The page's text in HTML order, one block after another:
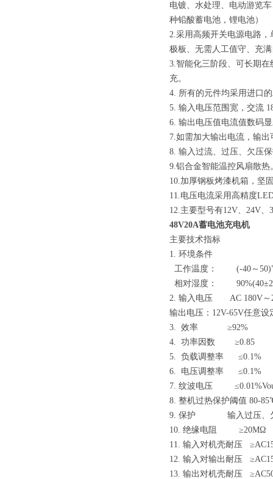
电镀、水处理、电动游览
种铅酸蓄电池，锂电池）
2.采用高频开关电源电路
极板、无需人工值守、充
3.智能化三阶段、可长期
充。
4. 所有的元件均采用进口
5. 输入电压范围宽，交流
6. 输出电压值电流值数码
7.如需加大输出电流，输
8. 输入过流、过压、欠压
9.铝合金智能温控风扇散热
10.加厚钢板烤漆机箱，坚
11.电压电流采用高精度
12.主要型号有12V、24V、
48V20A蓄电池充电机
主要技术指标
1. 环境条件
工作温度： (-40～
相对湿度：
2. 输入电压 AC 180V～
输出电压：
3. 效率 ≥92%
4. 功率因数 ≥0.85
5. 负载调整率 ≤0.1%
6. 电压调整率 ≤0.1%
7. 纹波电压
8. 整机过热保护阈值 80-
9. 保护 输入过压、欠
10. 绝缘电阻 ≥20MΩ
11. 输入对机壳耐压
12. 输入对输出耐压
13. 输出对机壳耐压